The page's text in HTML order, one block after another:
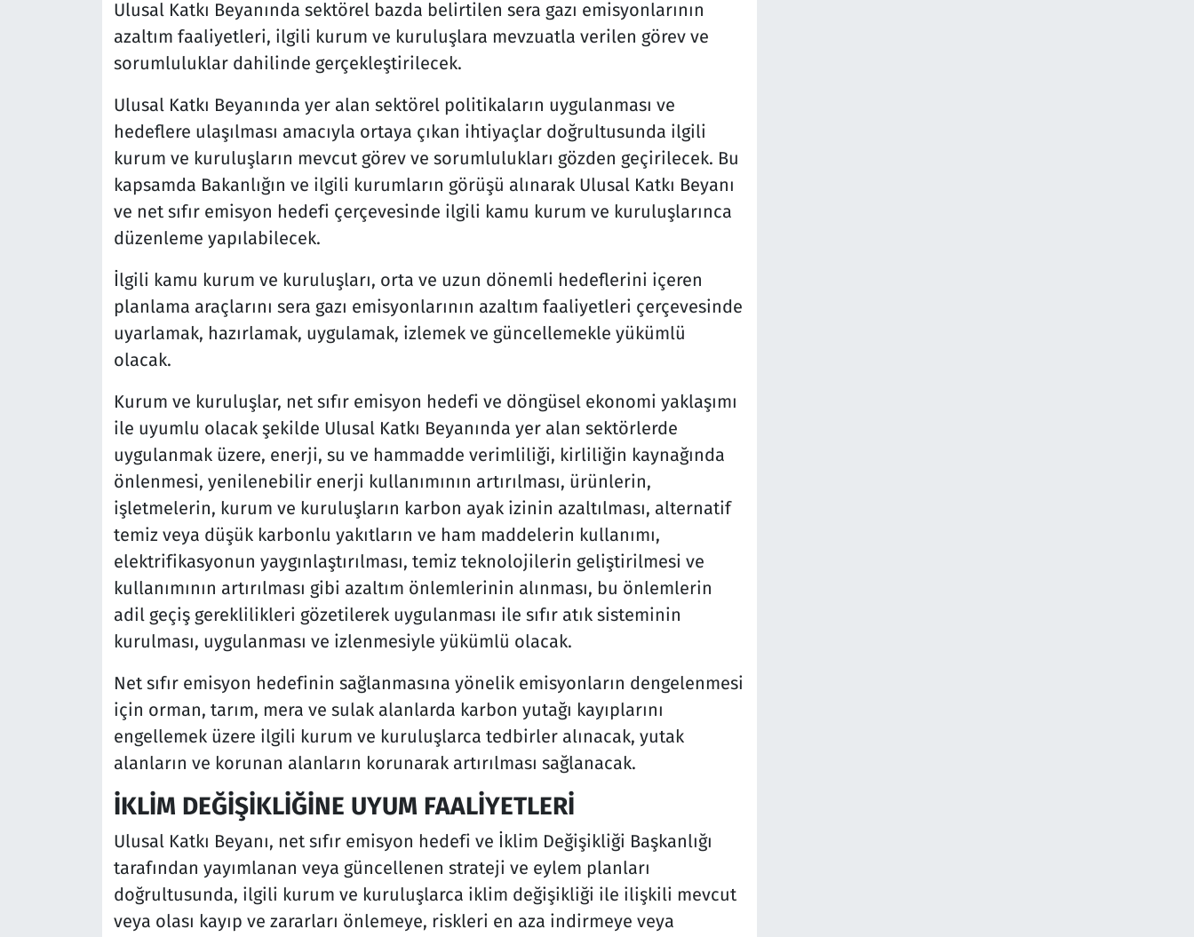
Ulusal Katkı Beyanında sektörel bazda belirtilen sera gazı emisyonlarının
azaltım faaliyetleri, ilgili kurum ve kuruluşlara mevzuatla verilen görev ve
sorumluluklar dahilinde gerçekleştirilecek.
Ulusal Katkı Beyanında yer alan sektörel politikaların uygulanması ve
hedeflere ulaşılması amacıyla ortaya çıkan ihtiyaçlar doğrultusunda ilgili
kurum ve kuruluşların mevcut görev ve sorumlulukları gözden geçirilecek. Bu
kapsamda Bakanlığın ve ilgili kurumların görüşü alınarak Ulusal Katkı Beyanı
ve net sıfır emisyon hedefi çerçevesinde ilgili kamu kurum ve kuruluşlarınca
düzenleme yapılabilecek.
İlgili kamu kurum ve kuruluşları, orta ve uzun dönemli hedeflerini içeren
planlama araçlarını sera gazı emisyonlarının azaltım faaliyetleri çerçevesinde
uyarlamak, hazırlamak, uygulamak, izlemek ve güncellemekle yükümlü
olacak.
Kurum ve kuruluşlar, net sıfır emisyon hedefi ve döngüsel ekonomi yaklaşımı
ile uyumlu olacak şekilde Ulusal Katkı Beyanında yer alan sektörlerde
uygulanmak üzere, enerji, su ve hammadde verimliliği, kirliliğin kaynağında
önlenmesi, yenilenebilir enerji kullanımının artırılması, ürünlerin,
işletmelerin, kurum ve kuruluşların karbon ayak izinin azaltılması, alternatif
temiz veya düşük karbonlu yakıtların ve ham maddelerin kullanımı,
elektrifikasyonun yaygınlaştırılması, temiz teknolojilerin geliştirilmesi ve
kullanımının artırılması gibi azaltım önlemlerinin alınması, bu önlemlerin
adil geçiş gereklilikleri gözetilerek uygulanması ile sıfır atık sisteminin
kurulması, uygulanması ve izlenmesiyle yükümlü olacak.
Net sıfır emisyon hedefinin sağlanmasına yönelik emisyonların dengelenmesi
için orman, tarım, mera ve sulak alanlarda karbon yutağı kayıplarını
engellemek üzere ilgili kurum ve kuruluşlarca tedbirler alınacak, yutak
alanların ve korunan alanların korunarak artırılması sağlanacak.
İKLİM DEĞİŞİKLİĞİNE UYUM FAALİYETLERİ
Ulusal Katkı Beyanı, net sıfır emisyon hedefi ve İklim Değişikliği Başkanlığı
tarafından yayımlanan veya güncellenen strateji ve eylem planları
doğrultusunda, ilgili kurum ve kuruluşlarca iklim değişikliği ile ilişkili mevcut
veya olası kayıp ve zararları önlemeye, riskleri en aza indirmeye veya